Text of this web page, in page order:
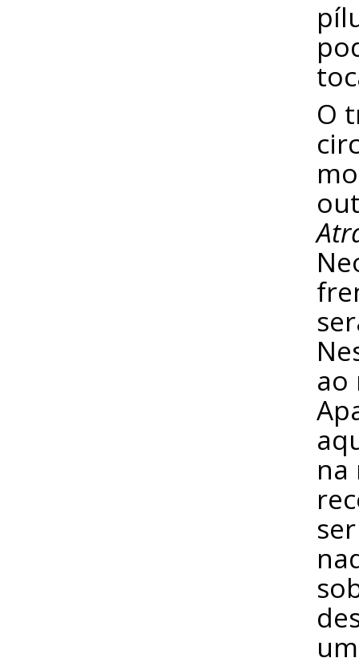
O
ao
na